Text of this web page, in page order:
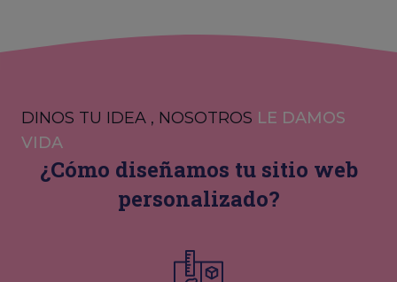
DINOS TU IDEA , NOSOTROS LE DAMOS
VIDA
¿Cómo diseñamos tu sitio web
personalizado?